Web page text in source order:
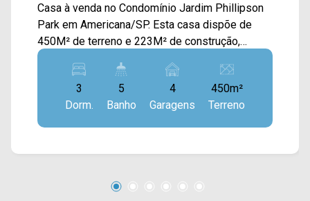
Casa à venda no Condomínio Jardim Phillipson
Park em Americana/SP. Esta casa dispõe de
450M² de terreno e 223M² de construção,
contando com ampla sala de estar e de jantar
integradas com a cozinha gourmet planejada e
churrasqueira, depósito, piscina, quintal e área
de serviço. > 03 suítes, sendo 01 master; > 05
banheiros, sendo 01 lavabo e 01 externo; > 04
Localizado no bairro Chácara Letônia, este
Lurdes Bazaneli, Av. Antônio Centurione Boer e
3
Dorm.
5
Banho
4
Garagens
450m²
Terreno